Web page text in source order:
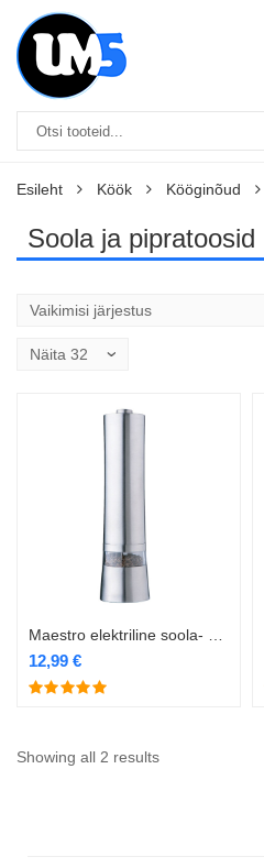
Esileht Köök Kööginõud
Soola ja pipratoosid
12,99 €
Showing all 2 results